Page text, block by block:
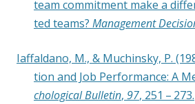
team com­mit­ment make a
ted teams? Manage­ment
Iaf­fald­a­no, M., & Much­in­sky, P.
tion and Job Per­for­mance: A
cho­lo­gi­cal Bul­le­tin, 97, 251 – 273.